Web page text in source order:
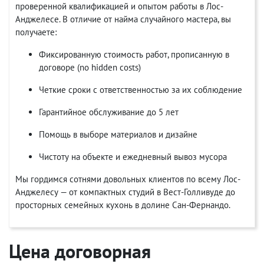
проверенной квалификацией и опытом работы в Лос-
Анджелесе. В отличие от найма случайного мастера, вы
получаете:
Фиксированную стоимость работ, прописанную в
договоре (no hidden costs)
Четкие сроки с ответственностью за их соблюдение
Гарантийное обслуживание до 5 лет
Помощь в выборе материалов и дизайне
Чистоту на объекте и ежедневный вывоз мусора
Мы гордимся сотнями довольных клиентов по всему Лос-
Анджелесу — от компактных студий в Вест-Голливуде до
просторных семейных кухонь в долине Сан-Фернандо.
Цена договорная